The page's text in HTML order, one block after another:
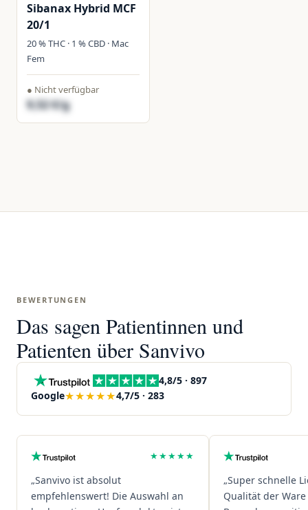
Sibanax Hybrid MCF
20/1
20 % THC · 1 % CBD · Mac
Fem
● Nicht verfügbar
9,52 €/g
BEWERTUNGEN
Das sagen Patientinnen und
Patienten über Sanvivo
4,8/5 · 897
Google★★★★★4,7/5 · 283
★★★★★
„Sanvivo ist absolut
empfehlenswert! Die Auswahl an
„Super schnelle
Qualität der